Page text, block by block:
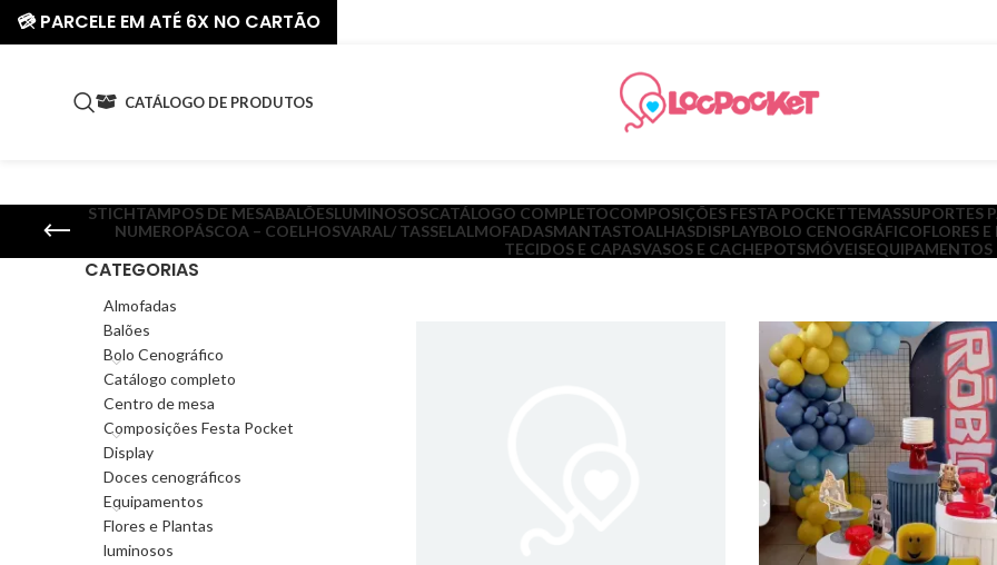
CATÁLOGO DE PRODUTOS
STICHTAMPOS DE MESABALÕESLUMINOSOSCATÁLOGO COMPLETOCOMPOSIÇÕES FESTA POCKETTEMASSUPORTES
NUMEROPÁSCOA – COELHOSVARAL/ TASSELALMOFADASMANTASTOALHASDISPLAYBOLO CENOGRÁFICOFLORES
TECIDOS E CAPASVASOS E CACHEPOTSMÓVEISEQUIPAMENTOS
CATEGORIAS
Almofadas
Balões
Bolo Cenográfico
Catálogo completo
Centro de mesa
Composições Festa Pocket
Display
Doces cenográficos
Equipamentos
Flores e Plantas
luminosos
💳 PARCELE EM ATÉ 6X NO CARTÃO